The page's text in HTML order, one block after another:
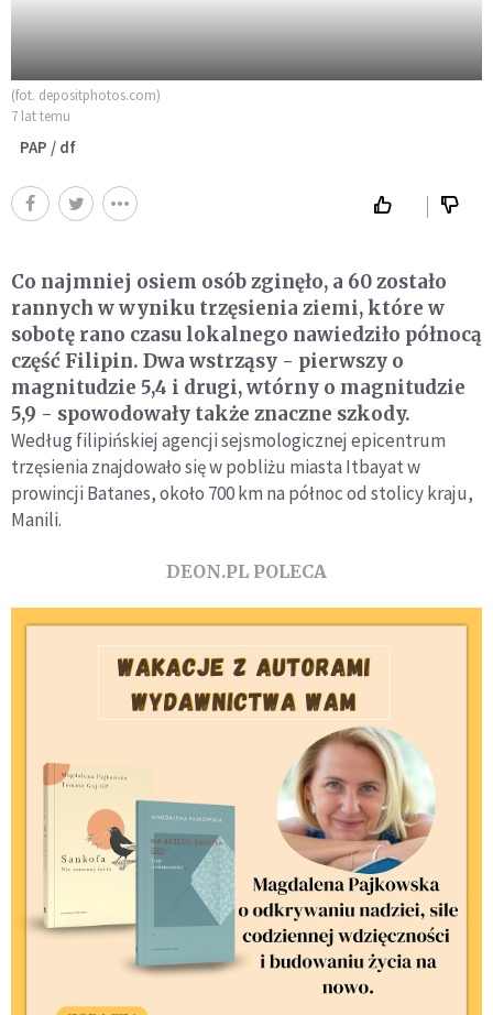
(fot. depositphotos.com)
7 lat temu
PAP / df
Co najmniej osiem osób zginęło, a 60 zostało
rannych w wyniku trzęsienia ziemi, które w
sobotę rano czasu lokalnego nawiedziło północą
część Filipin. Dwa wstrząsy - pierwszy o
magnitudzie 5,4 i drugi, wtórny o magnitudzie
5,9 - spowodowały także znaczne szkody.
Według filipińskiej agencji sejsmologicznej epicentrum
trzęsienia znajdowało się w pobliżu miasta Itbayat w
prowincji Batanes, około 700 km na północ od stolicy kraju,
Manili.
DEON.PL POLECA